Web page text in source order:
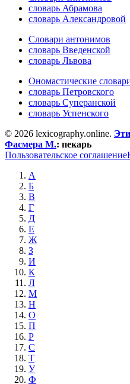
словарь Абрамова
словарь Александровой
Словари антонимов
словарь Введенской
словарь Львова
Ономастические
словарь Петровского
словарь Суперанской
словарь Успенского
© 2026 lexicography.online.
Фасмера М.: пекарь
Пользовательское соглашение
А
Б
В
Г
Д
Е
Ж
З
И
К
Л
М
Н
О
П
Р
С
Т
У
Ф